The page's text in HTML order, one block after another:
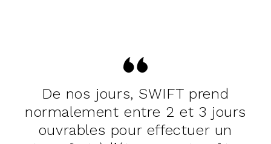
De nos jours, SWIFT prend
normalement entre 2 et 3 jours
ouvrables pour effectuer un